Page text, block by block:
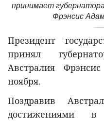
принимает
Фрэнсис
Президент
принял
Австралия
ноября.
Поздравив
достижениями в